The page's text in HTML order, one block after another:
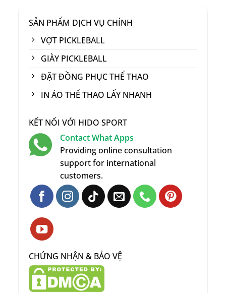
SẢN PHẨM DỊCH VỤ CHÍNH
VỢT PICKLEBALL
GIÀY PICKLEBALL
ĐẶT ĐỒNG PHỤC THỂ THAO
IN ÁO THỂ THAO LẤY NHANH
KẾT NỐI VỚI HIDO SPORT
Contact What Apps
Providing online consultation
support for international
customers.
CHỨNG NHẬN & BẢO VỆ